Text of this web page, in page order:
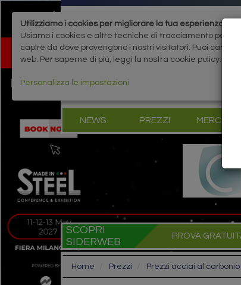
NEWS PREZZI MERCATI
SCOPRI
SIDERWEB
PROVA
Home Prezzi Prezzi acciai al carbonio
Utilizziamo i cookies per migliorare la tua esperienza
Usiamo i cookies e altre tecniche di tracciamento per
capire da dove provengono i nostri visitatori. Puoi
web. Per saperne di più, leggi la nostra cookie policy.
Personalizza le impostazioni